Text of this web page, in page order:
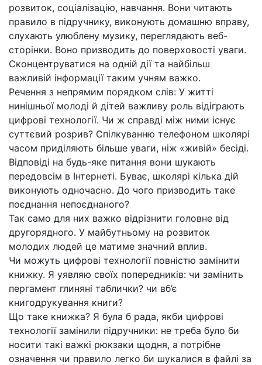
розвиток, соціалізацію, навчання. Вони читають
правило в підручнику, виконують домашню вправу,
слухають улюблену музику, переглядають веб-
сторінки. Воно призводить до поверховості уваги.
Сконцентруватися на одній дії та найбільш
важливій інформації таким учням важко.
Речення з непрямим порядком слів: У житті
нинішньої молоді й дітей важливу роль відіграють
цифрові технології. Чи ж справді між ними існує
суттєвий розрив? Спілкуванню телефоном школярі
часом приділяють більше уваги, ніж «живій» бесіді.
Відповіді на будь-яке питання вони шукають
передовсім в Інтернеті. Буває, школярі кілька дій
виконують одночасно. До чого призводить таке
поєднання непоєднаного?
Так само для них важко відрізнити головне від
другорядного. У майбутньому на розвиток
молодих людей це матиме значний вплив.
Чи можуть цифрові технології повністю замінити
книжку. Я уявляю своїх попередників: чи замінить
пергамент глиняні таблички? чи вб’є
книгодрукування книги?
Що таке книжка? Я була б рада, якби цифрові
технології замінили підручники: не треба було би
носити такі важкі рюкзаки щодня, а потрібне
означення чи правило легко би шукалися в файлі за